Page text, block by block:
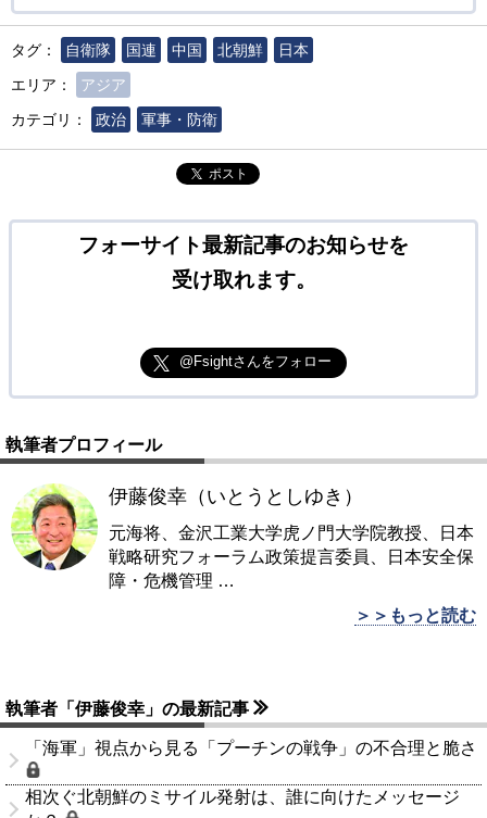
タグ： 自衛隊 国連 中国 北朝鮮
日本
エリア：
アジア
カテゴリ：
政治 軍事・防衛
ポスト
フォーサイト最新記事のお知らせを
受け取れます。
@Fsightさんをフォロー
執筆者プロフィール
伊藤俊幸（いとうとしゆき）
元海将、金沢工業大学虎ノ門大学院教授、日本
戦略研究フォーラム政策提言委員、日本安全保
障・危機管理 …
＞＞もっと読む
執筆者「伊藤俊幸」の最新記事
「海軍」視点から見る「プーチンの戦争」の不合理と脆さ
相次ぐ北朝鮮のミサイル発射は、誰に向けたメッセージ